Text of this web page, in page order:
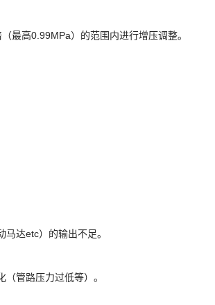
最高0.99MPa）的范围内进行增压调整。
达etc）的输出不足。
管路压力过低等）。